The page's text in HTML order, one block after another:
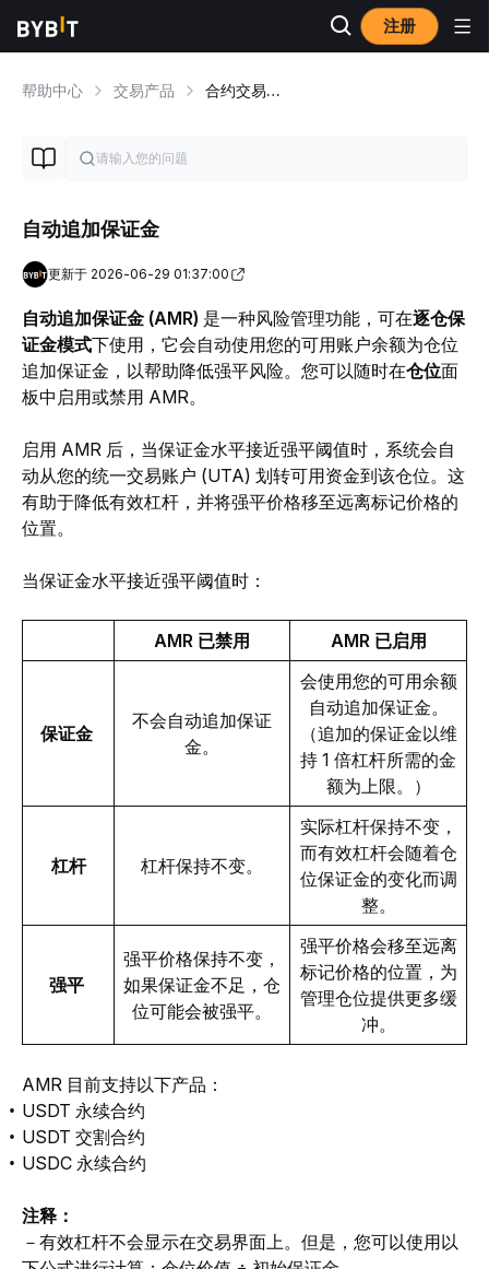
注册
帮助中心 交易产品 合约交易机制
自动追加保证金
更新于 2026-06-29 01:37:00
自动追加保证金 (AMR) 是一种风险管理功能，可在逐仓保
证金模式下使用，它会自动使用您的可用账户余额为仓位
追加保证金，以帮助降低强平风险。您可以随时在仓位面
板中启用或禁用 AMR。
启用 AMR 后，当保证金水平接近强平阈值时，系统会自
动从您的统一交易账户 (UTA) 划转可用资金到该仓位。这
有助于降低有效杠杆，并将强平价格移至远离标记价格的
位置。
当保证金水平接近强平阈值时：
AMR 已禁用 AMR 已启用
保证金
不会自动追加保证
金。
会使用您的可用余额
自动追加保证金。
（追加的保证金以维
持 1 倍杠杆所需的金
额为上限。）
杠杆 杠杆保持不变。
实际杠杆保持不变，
而有效杠杆会随着仓
位保证金的变化而调
整。
强平
强平价格保持不变，
如果保证金不足，仓
位可能会被强平。
强平价格会移至远离
标记价格的位置，为
管理仓位提供更多缓
冲。
AMR 目前支持以下产品：
USDT 永续合约
USDT 交割合约
USDC 永续合约
注释：
－有效杠杆不会显示在交易界面上。但是，您可以使用以